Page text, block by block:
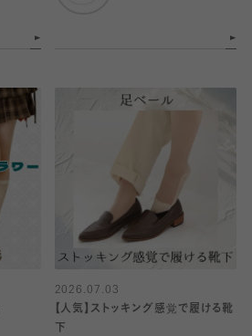
2026.07.03
【人気】ストッキング感覚で履ける靴
下